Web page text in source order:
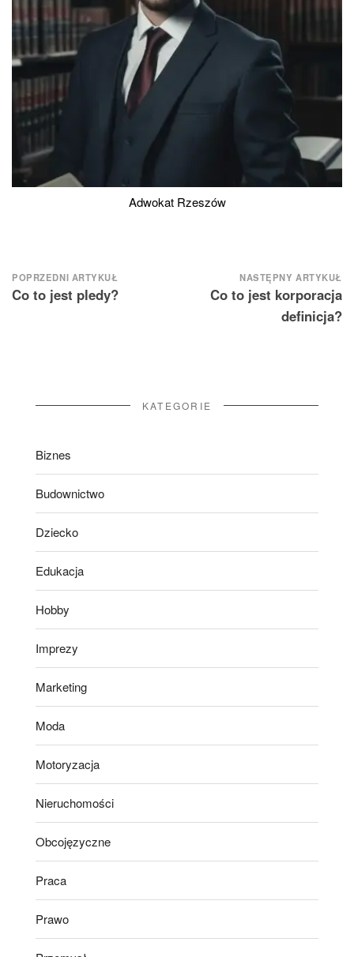
Adwokat Rzeszów
Nawigacja
wpisu
POPRZEDNI ARTYKUŁ
Co to jest pledy?
NASTĘPNY ARTYKUŁ
Co to jest korporacja
definicja?
KATEGORIE
Biznes
Budownictwo
Dziecko
Edukacja
Hobby
Imprezy
Marketing
Moda
Motoryzacja
Nieruchomości
Obcojęzyczne
Praca
Prawo